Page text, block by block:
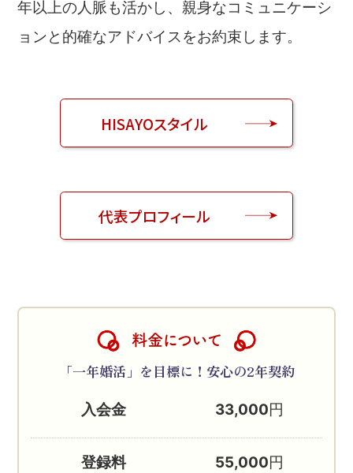
年以上の人脈も活かし、親身なコミュニケーシ
ョンと的確なアドバイスをお約束します。
HISAYOスタイル
代表プロフィール
料金について
「一年婚活」を目標に！安心の2年契約
入会金 33,000円
登録料 55,000円